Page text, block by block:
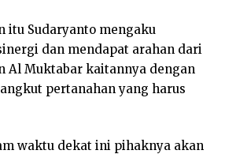
itu Sudaryanto mengaku
dan mendapat arahan dari
Al Muktabar kaitannya dengan
pertanahan yang harus
waktu dekat ini pihaknya akan